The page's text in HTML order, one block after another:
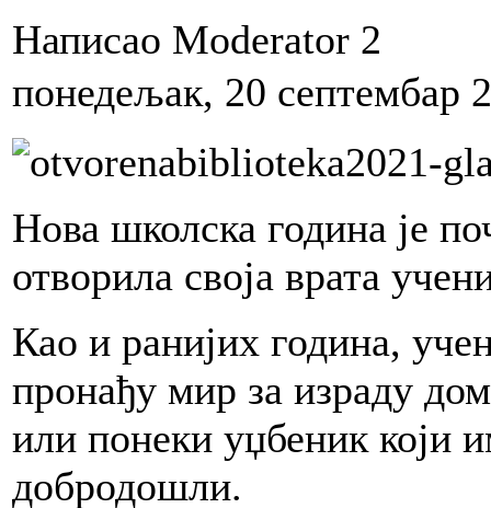
Написао Moderator 2
понедељак, 20 септембар
Нова школска година је
отворила своја врата
Као и ранијих година,
пронађу мир за израду
или понеки уџбеник који
добродошли.